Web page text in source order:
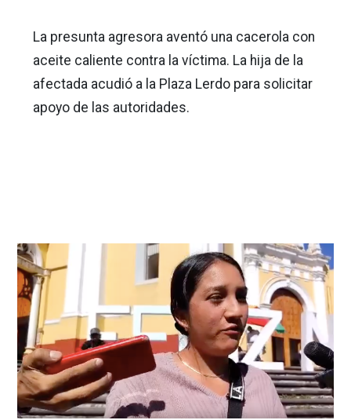
La presunta agresora aventó una cacerola con
aceite caliente contra la víctima. La hija de la
afectada acudió a la Plaza Lerdo para solicitar
apoyo de las autoridades.